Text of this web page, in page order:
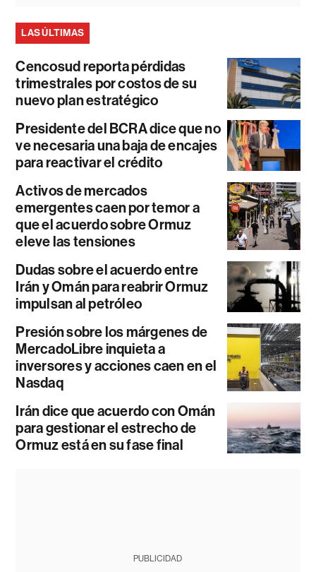
LAS ÚLTIMAS
Cencosud reporta pérdidas
trimestrales por costos de su
nuevo plan estratégico
Presidente del BCRA dice que no
ve necesaria una baja de encajes
para reactivar el crédito
Activos de mercados
emergentes caen por temor a
que el acuerdo sobre Ormuz
eleve las tensiones
Dudas sobre el acuerdo entre
Irán y Omán para reabrir Ormuz
impulsan al petróleo
Presión sobre los márgenes de
MercadoLibre inquieta a
inversores y acciones caen en el
Nasdaq
Irán dice que acuerdo con Omán
para gestionar el estrecho de
Ormuz está en su fase final
PUBLICIDAD